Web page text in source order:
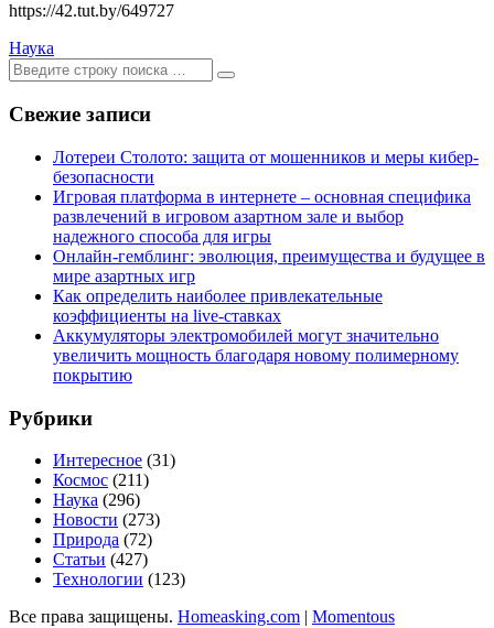
https://42.tut.by/649727
Наука
Ищем:
[текст]
Свежие записи
Лотереи Столото: защита от мошенников и меры кибер-
безопасности
Игровая платформа в интернете – основная специфика
развлечений в игровом азартном зале и выбор
надежного способа для игры
Онлайн-гемблинг: эволюция, преимущества и будущее в
мире азартных игр
Как определить наиболее привлекательные
коэффициенты на live-ставках
Аккумуляторы электромобилей могут значительно
увеличить мощность благодаря новому полимерному
покрытию
Рубрики
Интересное (31)
Космос (211)
Наука (296)
Новости (273)
Природа (72)
Статьи (427)
Технологии (123)
Все права защищены. Homeasking.com | Momentous